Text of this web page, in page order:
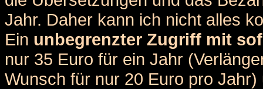
Jahr. Daher kann ich nicht alles
Ein unbegrenzter Zugriff mit
nur 35 Euro für ein Jahr
Wunsch für nur 20 Euro pro